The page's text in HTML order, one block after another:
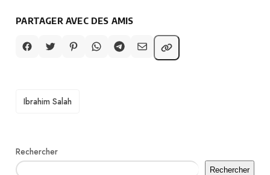
PARTAGER AVEC DES AMIS
TAGS
Ibrahim Salah
Rechercher
Rechercher